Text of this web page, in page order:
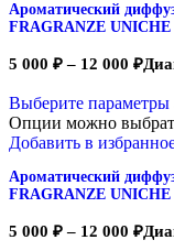
Ароматический
FRAGRANZE UNICHE
5 000 ₽ – 12 000 ₽
Выберите параметры
Опции можно
Добавить в
Ароматический
FRAGRANZE UNICHE
5 000 ₽ – 12 000 ₽